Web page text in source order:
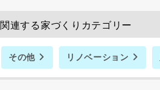
関連する家づくりカテゴリー
その他 リノベーション
了承ください。